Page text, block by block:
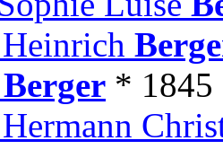
Berger *